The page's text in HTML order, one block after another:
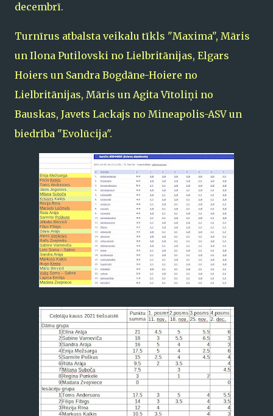
decembrī.
Turnīrus atbalsta veikalu tīkls "Maxima", Māris
un Ilona Putilovski no Lielbritānijas, Elgars
Hoiers un Sandra Bogdāne-Hoiere no
Lielbritānijas, Māris un Agita Vītoliņi no
Bauskas, Javets Lackajs no Mineapolis-ASV un
biedrība "Evolūcija".